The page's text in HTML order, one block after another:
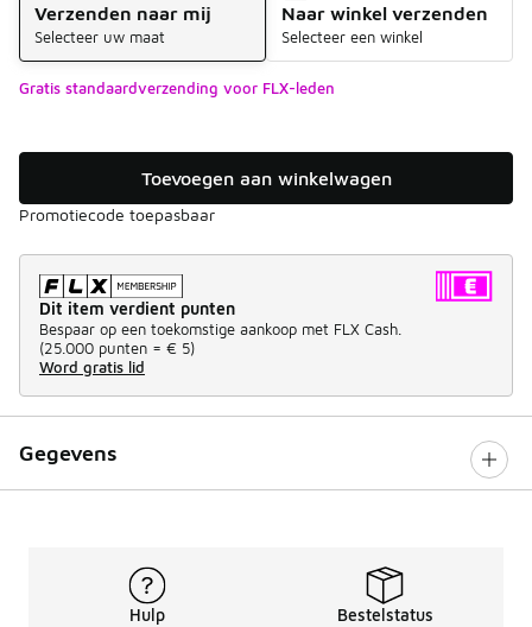
Verzenden naar mij
Selecteer uw maat
Naar winkel verzenden
Selecteer een winkel
Gratis standaardverzending voor FLX-leden
Toevoegen aan winkelwagen
Promotiecode toepasbaar
Dit item verdient punten
Bespaar op een toekomstige aankoop met FLX Cash.
(25.000 punten = € 5)
Word gratis lid
Gegevens
Hulp Bestelstatus